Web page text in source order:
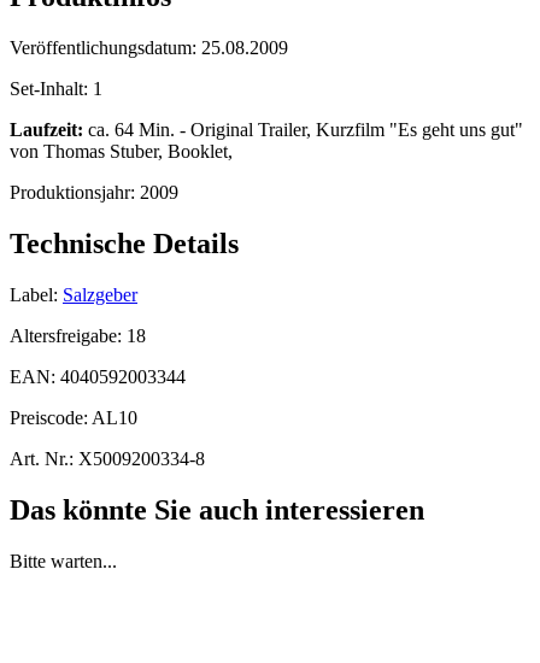
Veröffentlichungsdatum: 25.08.2009
Set-Inhalt: 1
Laufzeit: ca. 64 Min. - Original Trailer, Kurzfilm "Es geht uns gut"
von Thomas Stuber, Booklet,
Produktionsjahr: 2009
Technische Details
Label: Salzgeber
Altersfreigabe: 18
EAN: 4040592003344
Preiscode: AL10
Art. Nr.: X5009200334-8
Das könnte Sie auch interessieren
Bitte warten...